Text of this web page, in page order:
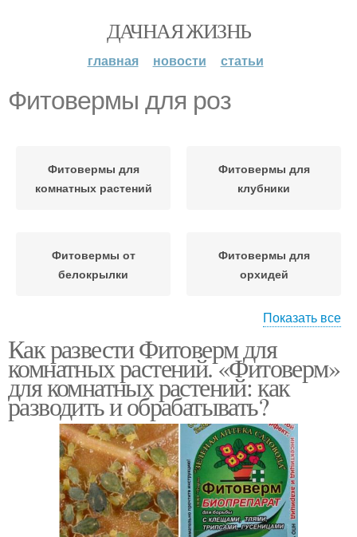
ДАЧНАЯ ЖИЗНЬ
главная новости статьи
Фитовермы для роз
Фитовермы для
комнатных растений
Фитовермы для
клубники
Фитовермы от
белокрылки
Фитовермы для
орхидей
Вредители на розах
Показать все
Как развести Фитоверм для
комнатных растений. «Фитоверм»
для комнатных растений: как
разводить и обрабатывать?